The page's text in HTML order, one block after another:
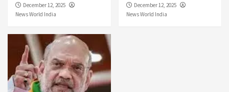
December 12, 2025
News World India
December 12, 2025
News World India